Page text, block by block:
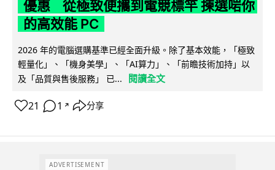
優惠 從極致便攜到電競標竿 揀選啱你
的高效能 PC
2026 年的電腦選購基準已經全面升級。除了基本效能，「極致
輕量化」、「機身美學」、「AI算力」、「前瞻技術加持」以
及「品質與售後服務」 已...
閱讀全文
21 1 ↗ 分享
ADVERTISEMENT